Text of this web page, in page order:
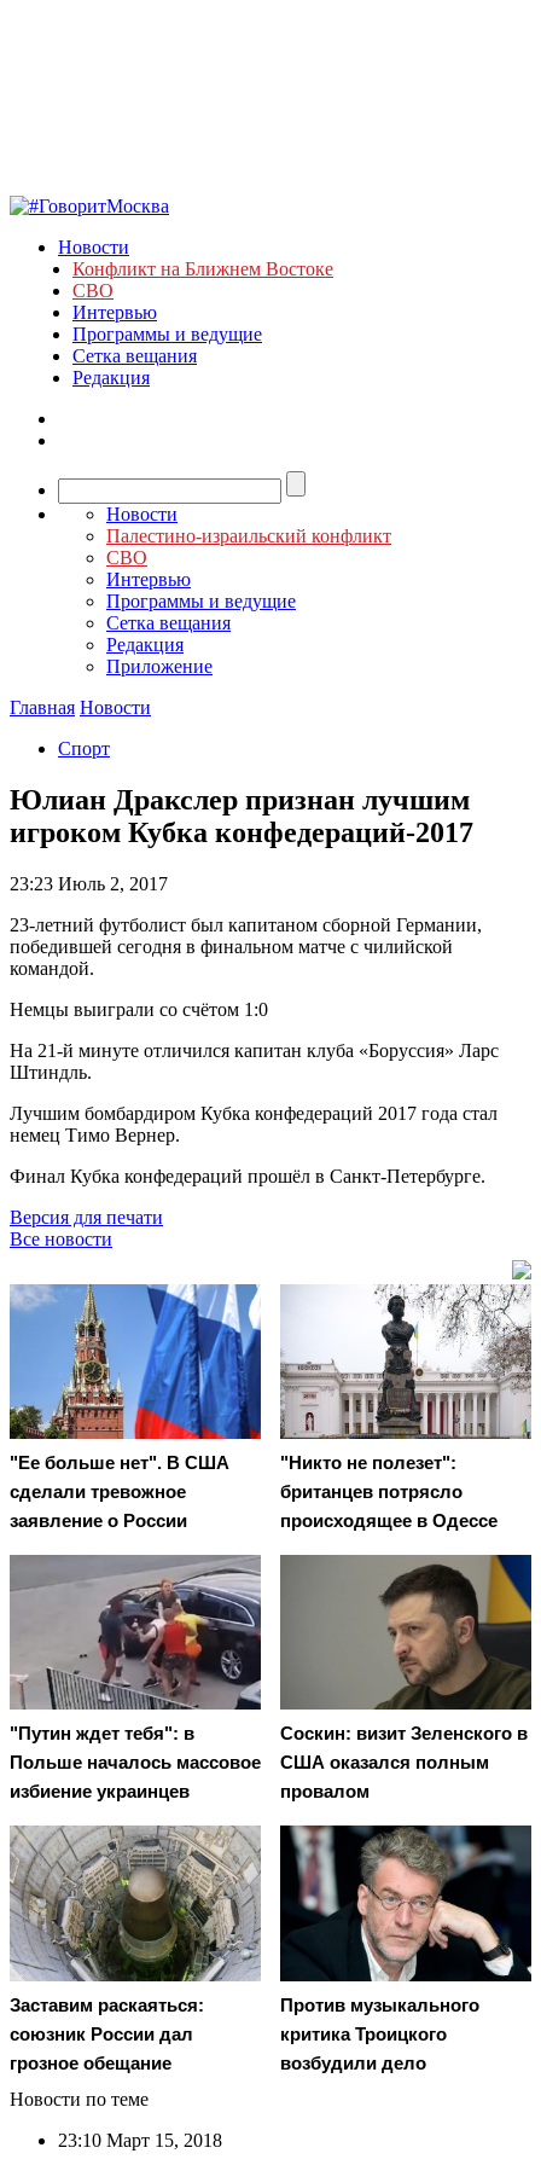
Новости
Конфликт на Ближнем Востоке
СВО
Интервью
Программы и ведущие
Сетка вещания
Редакция
Новости
Палестино-израильский конфликт
СВО
Интервью
Программы и ведущие
Сетка вещания
Редакция
Приложение
Главная Новости
Спорт
Юлиан Дракслер признан лучшим
игроком Кубка конфедераций-2017
23:23 Июль 2, 2017
23-летний футболист был капитаном сборной Германии,
победившей сегодня в финальном матче с чилийской
командой.
Немцы выиграли со счётом 1:0
На 21-й минуте отличился капитан клуба «Боруссия» Ларс
Штиндль.
Лучшим бомбардиром Кубка конфедераций 2017 года стал
немец Тимо Вернер.
Финал Кубка конфедераций прошёл в Санкт-Петербурге.
Версия для печати
Все новости
"Ее больше нет". В США
сделали тревожное
заявление о России
"Никто не полезет":
британцев потрясло
происходящее в Одессе
"Путин ждет тебя": в
Польше началось массовое
избиение украинцев
Соскин: визит Зеленского в
США оказался полным
провалом
Заставим раскаяться:
союзник России дал
грозное обещание
Против музыкального
критика Троицкого
возбудили дело
Новости по теме
23:10 Март 15, 2018